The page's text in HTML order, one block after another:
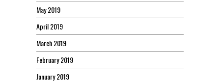
May 2019
April 2019
March 2019
February 2019
January 2019